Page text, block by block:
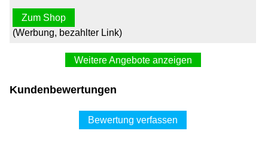
Zum Shop
(Werbung, bezahlter Link)
Weitere Angebote anzeigen
Kundenbewertungen
Bewertung verfassen